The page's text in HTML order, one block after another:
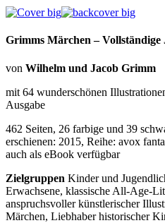
Grimms Märchen – Vollständige
von Wilhelm und Jacob Grimm
mit 64 wunderschönen
Ausgabe
462 Seiten, 26 farbige und 39
erschienen: 2015, Reihe: avox
auch als eBook verfügbar
Zielgruppen Kinder und
Erwachsene, klassische All-Age-
anspruchsvoller künstlerischer
Märchen, Liebhaber historischer